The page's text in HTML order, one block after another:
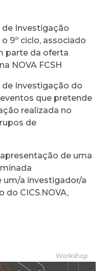
de Investigação
9º ciclo, associado
parte da oferta
NOVA FCSH
Investigação do
eventos que pretende
realizada no
de
de uma
um/a investigador/a
do CICS.NOVA,
Workshop